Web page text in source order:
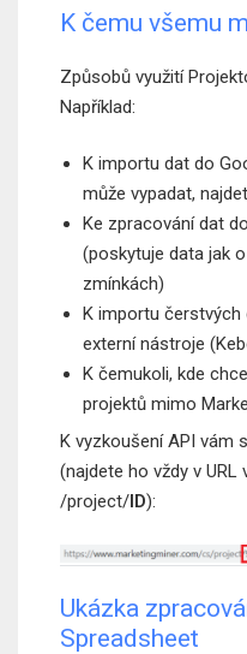
K čemu všemu
Způsobů využití
Například:
K importu dat do
může vypadat,
Ke zpracování dat
(poskytuje data jak
zmínkách)
K importu
externí nástroje
K čemukoli, kde
projektů mimo
K vyzkoušení API vám
(najdete ho vždy v
/project/ ID):
Ukázka
Spreadsheet